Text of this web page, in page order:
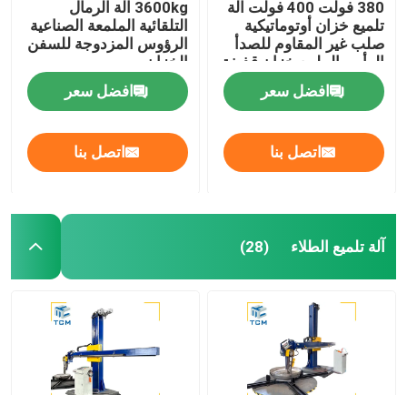
380 فولت 400 فولت آلة
تلميع خزان أوتوماتيكية
صلب غير المقاوم للصدأ
الرأس الملمع خزان قذيفة
الملمع
افضل سعر
اتصل بنا
3600kg آلة الرمال
التلقائية الملمعة الصناعية
الرؤوس المزدوجة للسفن
الخزان
افضل سعر
اتصل بنا
آلة تلميع الطلاء (28)